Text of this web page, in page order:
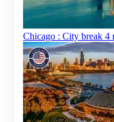
Chicago : City break 4